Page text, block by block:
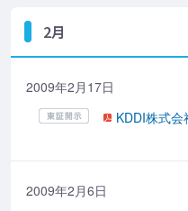
2月
2009年2月17日
KDDI株式会
2009年2月6日